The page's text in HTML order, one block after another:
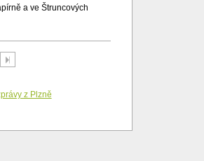
a ve Štruncových
Poslední
z Plzně